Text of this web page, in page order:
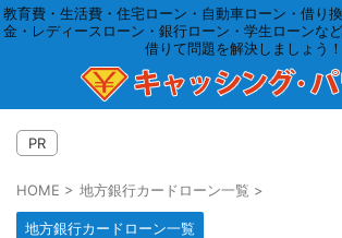
教育費・生活費・住宅ローン・自動車ローン・借り
金・レディースローン・銀行ローン・学生ローンな
借りて問題を解決しましょう！
PR
HOME > 地方銀行カードローン一覧 >
地方銀行カードローン一覧